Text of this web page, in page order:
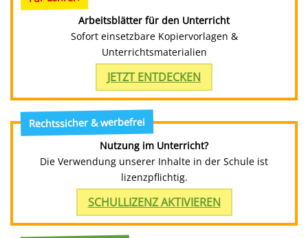
Arbeitsblätter für den Unterricht
Sofort einsetzbare Kopiervorlagen &
Unterrichtsmaterialien
JETZT ENTDECKEN
Rechtssicher & werbefrei
Nutzung im Unterricht?
Die Verwendung unserer Inhalte in der Schule ist
lizenzpflichtig.
SCHULLIZENZ AKTIVIEREN